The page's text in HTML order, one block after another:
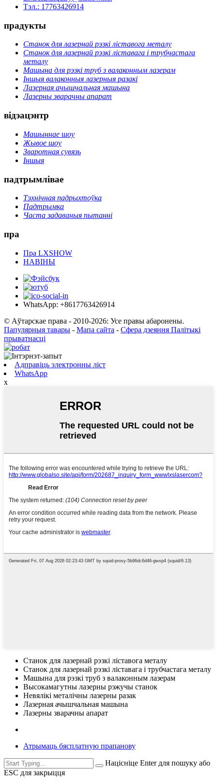
Тэл.: 17763426914
прадукты
Станок для лазернай рэзкі ліставога металу
Станок для лазернай рэзкі ліставага і трубчастага
металу
Машына для рэзкі труб з валаконным лазерам
Іншыя валаконныя лазерныя разакі
Лазерная ачышчальная машына
Лазерны зварачны апарат
відэацэнтр
Машыннае шоу
Жывое шоу
Зваротная сувязь
Іншыя
падтрымлівае
Тэхнічная падрыхтоўка
Падтрымка
Часта задаваныя пытанні
пра
Пра LXSHOW
НАВІНЫ
WhatsApp: +8617763426914
© Аўтарскае права - 2010-2026: Усе правы абаронены.
Папулярныя тавары - Мапа сайта - Сфера дзеяння Палітыкі
прыватнасці
Адправіць электронны ліст
WhatsApp
x
Станок для лазернай рэзкі ліставога металу
Станок для лазернай рэзкі ліставага і трубчастага металу
Машына для рэзкі труб з валаконным лазерам
Высокамагутны лазерны рэжучы станок
Невялікі металічны лазерны разак
Лазерная ачышчальная машына
Лазерны зварачны апарат
Атрымаць бясплатную прапанову
Націсніце Enter для пошуку або
ESC для закрыцця